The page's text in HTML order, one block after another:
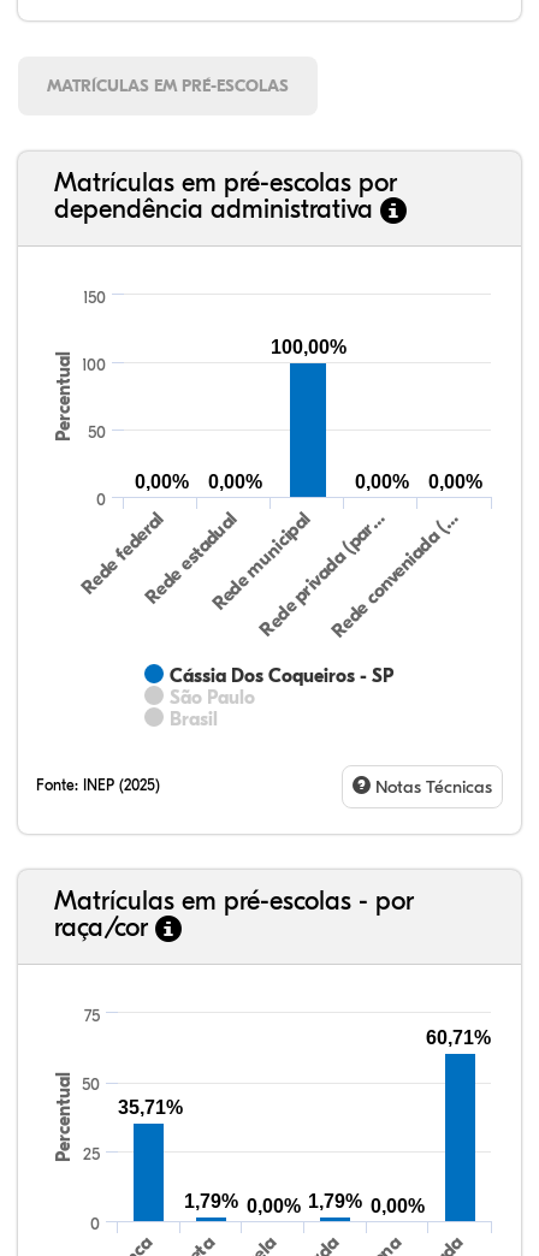
MATRÍCULAS EM PRÉ-ESCOLAS
Matrículas em pré-escolas por
dependência administrativa
Percentual
Cássia Dos Coqueiros - SP
São Paulo
Brasil
Rede federalRede estadualRede municipal
Rede privada (par…Rede conveniada (…
0
50
100
150
0,00% 0,00%
100,00%
0,00% 0,00%
Fonte: INEP (2025) Notas Técnicas
Matrículas em pré-escolas - por
raça/cor
Percentual
0
25
50
75
35,71%
1,79% 0,00% 1,79% 0,00%
60,71%